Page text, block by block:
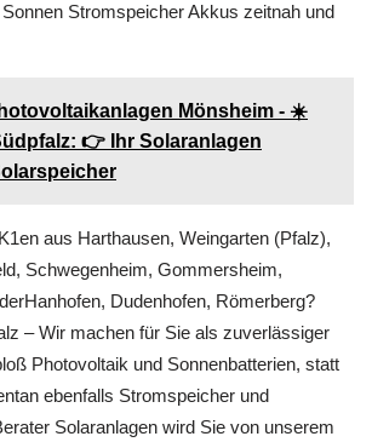
Stromspeicher Akkus zeitnah und
Mönsheim - ☀️
👉 Ihr Solaranlagen
aus Harthausen, Weingarten (Pfalz),
Schwegenheim, Gommersheim,
Dudenhofen, Römerberg?
– Wir machen für Sie als zuverlässiger
Photovoltaik und Sonnenbatterien, statt
ebenfalls Stromspeicher und
Solaranlagen wird Sie von unserem